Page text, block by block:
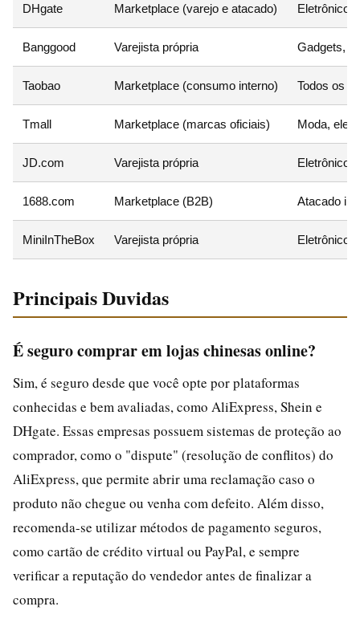
DHgate Marketplace (varejo e atacado)
Banggood Varejista própria Gadgets,
Taobao Marketplace (consumo interno) Todos os
Tmall Marketplace (marcas oficiais) Moda,
JD.com Varejista própria
1688.com Marketplace (B2B) Atacado
MiniInTheBox Varejista própria
Principais Duvidas
É seguro comprar em lojas chinesas online?
Sim, é seguro desde que você opte por plataformas
conhecidas e bem avaliadas, como AliExpress, Shein e
DHgate. Essas empresas possuem sistemas de proteção ao
comprador, como o "dispute" (resolução de conflitos) do
AliExpress, que permite abrir uma reclamação caso o
produto não chegue ou venha com defeito. Além disso,
recomenda-se utilizar métodos de pagamento seguros,
como cartão de crédito virtual ou PayPal, e sempre
verificar a reputação do vendedor antes de finalizar a
compra.